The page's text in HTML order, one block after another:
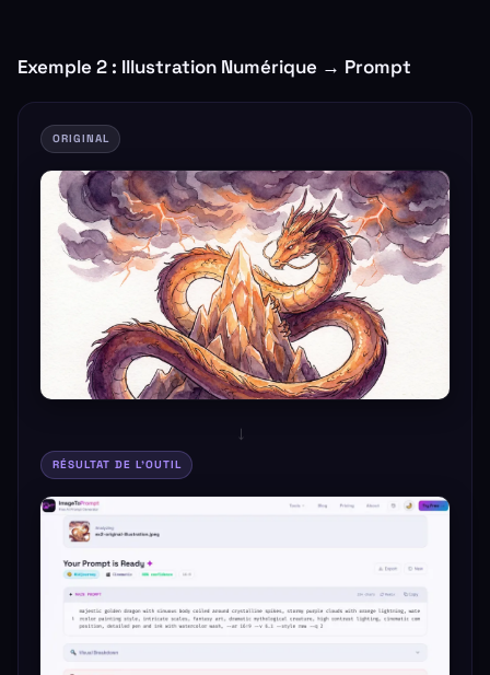
Exemple 2 : Illustration Numérique → Prompt
ORIGINAL
→
RÉSULTAT DE L'OUTIL